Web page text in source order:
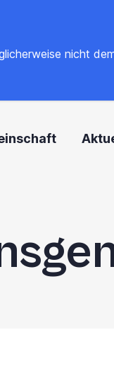
nicht